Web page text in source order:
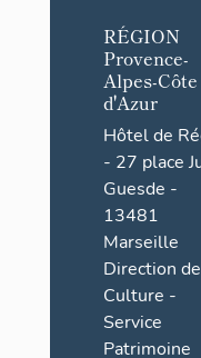
RÉGION
Provence-
Alpes-Côte
d'Azur
Hôtel de
- 27 place
Guesde -
13481
Marseille
Direction
Culture -
Service
Patrimoine